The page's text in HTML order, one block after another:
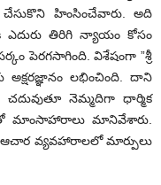
హింసించేవారు. అది
తిరిగి న్యాయం కోసం
పెరగసాగింది. విశేషంగా ”శ్రీ
అక్షరజ్ఞానం లభించింది. దాని
నెమ్మదిగా ధార్మిక
మాంసాహారాలు మానివేశారు.
వ్యవహారాలలో మార్పులు